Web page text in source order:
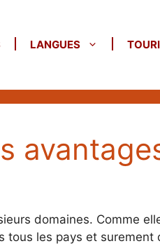
LANGUES
domaines. Comme
les pays et